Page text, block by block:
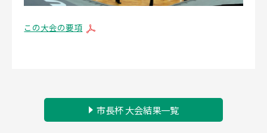
この大会の要項
市長杯 大会結果一覧